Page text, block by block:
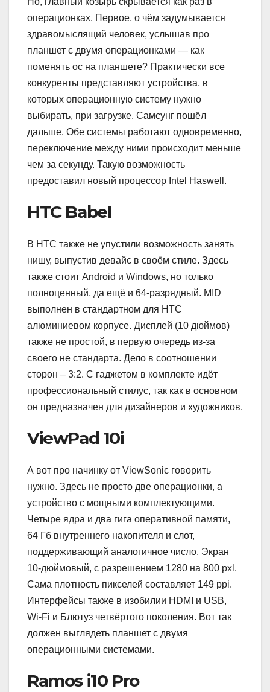
операционках. Первое, о чём задумывается
здравомыслящий человек, услышав про
планшет с двумя операционками — как
поменять ос на планшете? Практически все
конкуренты представляют устройства, в
которых операционную систему нужно
выбирать, при загрузке. Самсунг пошёл
дальше. Обе системы работают одновременно,
переключение между ними происходит меньше
чем за секунду. Такую возможность
предоставил новый процессор Intel Haswell.
HTC Babel
В HTC также не упустили возможность занять
нишу, выпустив девайс в своём стиле. Здесь
также стоит Android и Windows, но только
полноценный, да ещё и 64-разрядный. MID
выполнен в стандартном для HTC
алюминиевом корпусе. Дисплей (10 дюймов)
также не простой, в первую очередь из-за
своего не стандарта. Дело в соотношении
сторон – 3:2. С гаджетом в комплекте идёт
профессиональный стилус, так как в основном
он предназначен для дизайнеров и художников.
ViewPad 10i
А вот про начинку от ViewSonic говорить
нужно. Здесь не просто две операционки, а
устройство с мощными комплектующими.
Четыре ядра и два гига оперативной памяти,
64 Гб внутреннего накопителя и слот,
поддерживающий аналогичное число. Экран
10-дюймовый, с разрешением 1280 на 800 pxl.
Сама плотность пикселей составляет 149 ppi.
Интерфейсы также в изобилии HDMI и USB,
Wi-Fi и Блютуз четвёртого поколения. Вот так
должен выглядеть планшет с двумя
операционными системами.
Ramos i10 Pro